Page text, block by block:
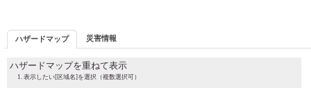
ハザードマップ 災害情報
ハザードマップを重ねて表示
表示したい[区域名]を選択（複数選択可）